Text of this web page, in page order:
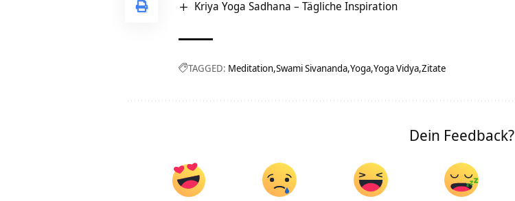
Kriya Yoga Sadhana – Tägliche Inspiration
TAGGED: Meditation Swami Sivananda Yoga Yoga Vidya Zitate
Dein Feedback?